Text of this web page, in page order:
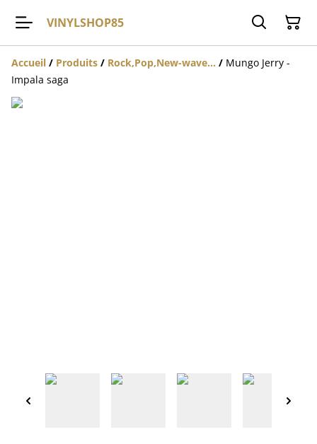
VINYLSHOP85
Accueil / Produits / Rock,Pop,New-wave... / Mungo Jerry -
Impala saga